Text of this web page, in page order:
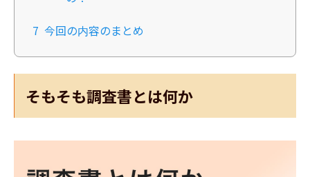
7 今回の内容のまとめ
そもそも調査書とは何か